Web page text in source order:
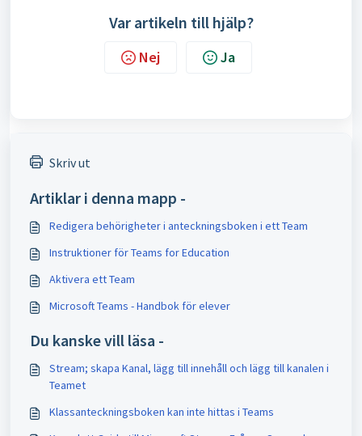
Var artikeln till hjälp?
Nej Ja
Skriv ut
Artiklar i denna mapp -
Redigera behörigheter i anteckningsboken i ett Team
Instruktioner för Teams for Education
Aktivera ett Team
Microsoft Teams - Handbok för elever
Du kanske vill läsa -
Stream; skapa Kanal, lägg till innehåll och lägg till kanalen i
Teamet
Klassanteckningsboken kan inte hittas i Teams